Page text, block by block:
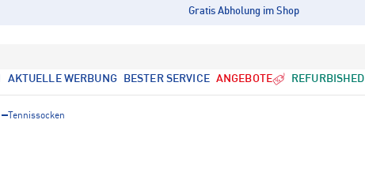
Gratis Abholung im Shop
AKTUELLE WERBUNG BESTER SERVICE ANGEBOTE REFURBISHED
Tennissocken